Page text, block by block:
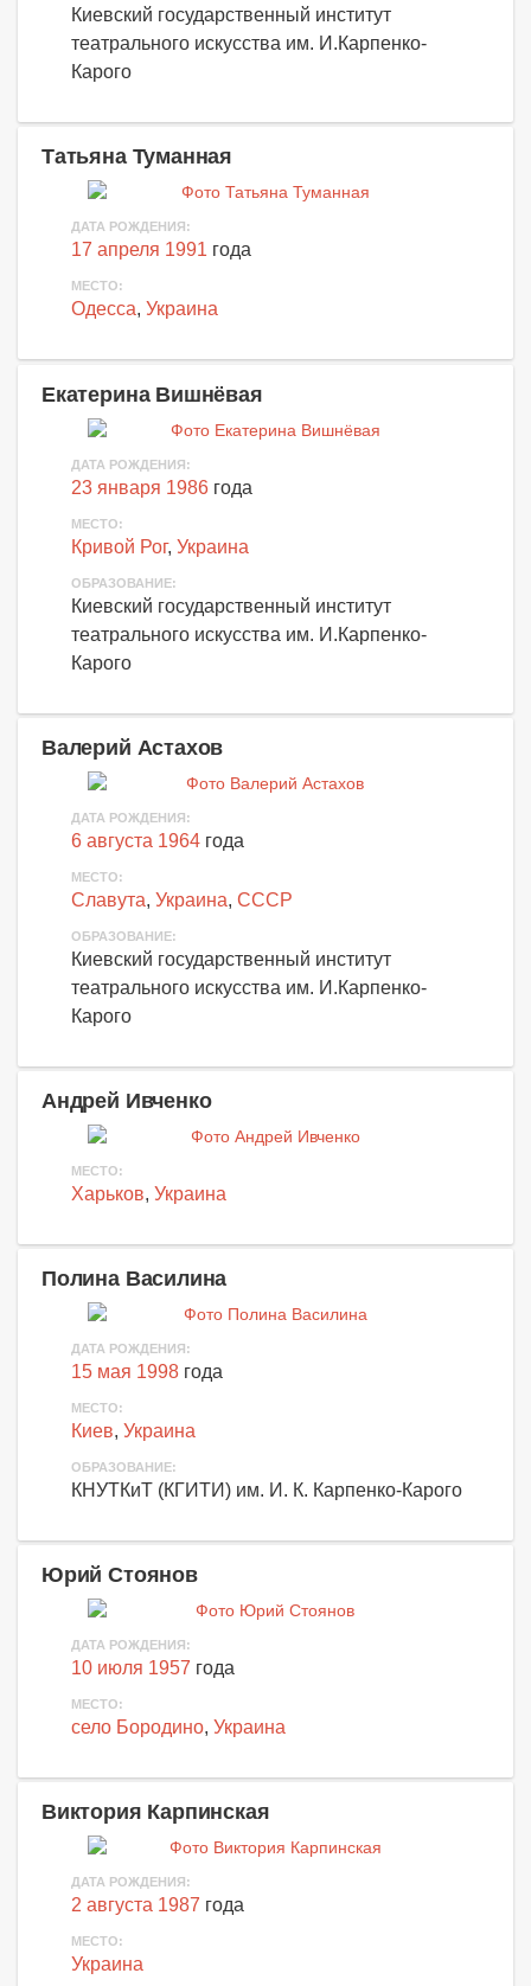
Киевский государственный институт
театрального искусства им. И.Карпенко-
Карого
Татьяна Туманная
ДАТА РОЖДЕНИЯ:
17 апреля 1991 года
МЕСТО:
Одесса, Украина
Екатерина Вишнёвая
ДАТА РОЖДЕНИЯ:
23 января 1986 года
МЕСТО:
Кривой Рог, Украина
ОБРАЗОВАНИЕ:
Киевский государственный институт
театрального искусства им. И.Карпенко-
Карого
Валерий Астахов
ДАТА РОЖДЕНИЯ:
6 августа 1964 года
МЕСТО:
Славута, Украина, СССР
ОБРАЗОВАНИЕ:
Киевский государственный институт
театрального искусства им. И.Карпенко-
Карого
Андрей Ивченко
МЕСТО:
Харьков, Украина
Полина Василина
ДАТА РОЖДЕНИЯ:
15 мая 1998 года
МЕСТО:
Киев, Украина
ОБРАЗОВАНИЕ:
КНУТКиТ (КГИТИ) им. И. К. Карпенко-Карого
Юрий Стоянов
ДАТА РОЖДЕНИЯ:
10 июля 1957 года
МЕСТО:
село Бородино, Украина
Виктория Карпинская
ДАТА РОЖДЕНИЯ:
2 августа 1987 года
МЕСТО:
Украина